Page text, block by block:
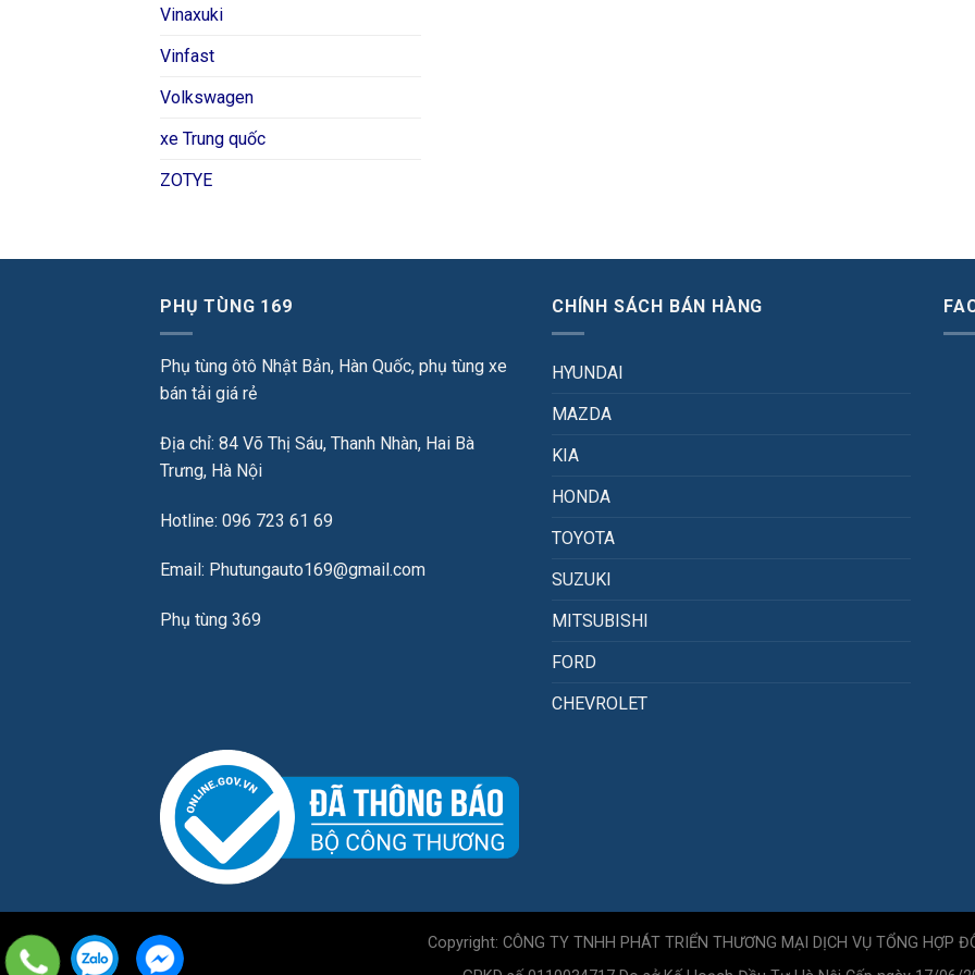
Vinaxuki
Vinfast
Volkswagen
xe Trung quốc
ZOTYE
PHỤ TÙNG 169
Phụ tùng ôtô Nhật Bản, Hàn Quốc, phụ tùng xe
bán tải giá rẻ
Địa chỉ: 84 Võ Thị Sáu, Thanh Nhàn, Hai Bà
Trưng, Hà Nội
Hotline: 096 723 61 69
Email: Phutungauto169@gmail.com
Phụ tùng 369
CHÍNH SÁCH BÁN HÀNG
HYUNDAI
MAZDA
KIA
HONDA
TOYOTA
SUZUKI
MITSUBISHI
FORD
CHEVROLET
Copyright: CÔNG TY TNHH PHÁT TRIỂN THƯƠNG MẠI DỊCH VỤ TỔNG HỢP